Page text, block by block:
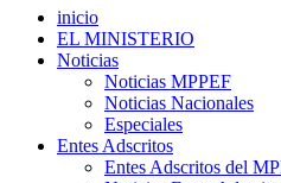
inicio
EL MINISTERIO
Noticias
Noticias MPPEF
Noticias Nacionales
Especiales
Entes Adscritos
Entes Adscritos del